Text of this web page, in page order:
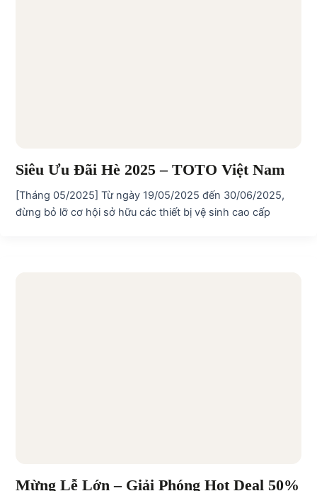
Siêu Ưu Đãi Hè 2025 – TOTO Việt Nam
[Tháng 05/2025] Từ ngày 19/05/2025 đến 30/06/2025,
đừng bỏ lỡ cơ hội sở hữu các thiết bị vệ sinh cao cấp
Mừng Lễ Lớn – Giải Phóng Hot Deal 50%